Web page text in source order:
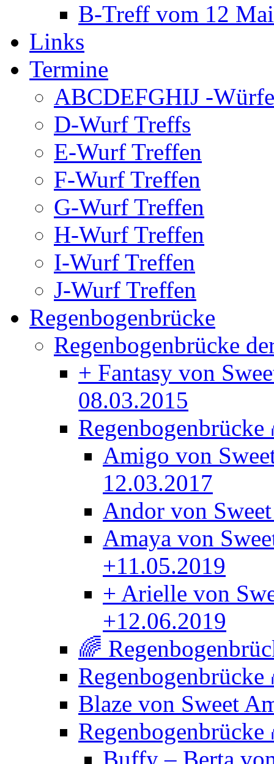
B-Treff vom 12
Links
Termine
ABCDEFGHIJ -
D-Wurf Treffs
E-Wurf Treffen
F-Wurf Treffen
G-Wurf Treffen
H-Wurf Treffen
I-Wurf Treffen
J-Wurf Treffen
Regenbogenbrücke
Regenbogenbrücke
+ Fantasy von
08.03.2015
Amigo von
12.03.2017
Andor von
Amaya von
+11.05.2019
+ Arielle von
+12.06.2019
🌈
Blaze von Sweet